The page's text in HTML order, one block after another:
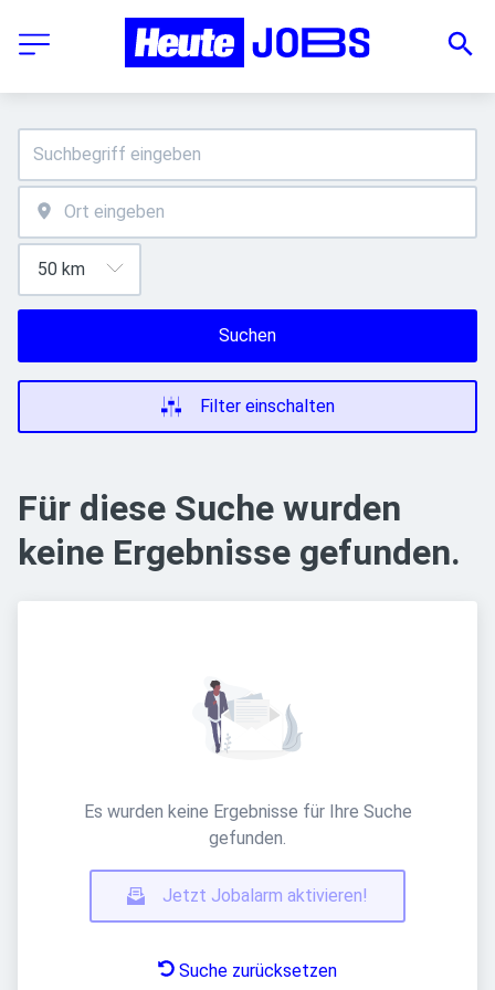
Suchen
Filter einschalten
Für diese Suche wurden
keine Ergebnisse gefunden.
Es wurden keine Ergebnisse für Ihre Suche
gefunden.
Jetzt Jobalarm aktivieren!
Suche zurücksetzen